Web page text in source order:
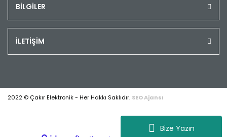
Bize Yazın
BİLGİLER
İLETİŞİM
2022 © Çakır Elektronik - Her Hakkı Saklıdır. SEO Ajansı